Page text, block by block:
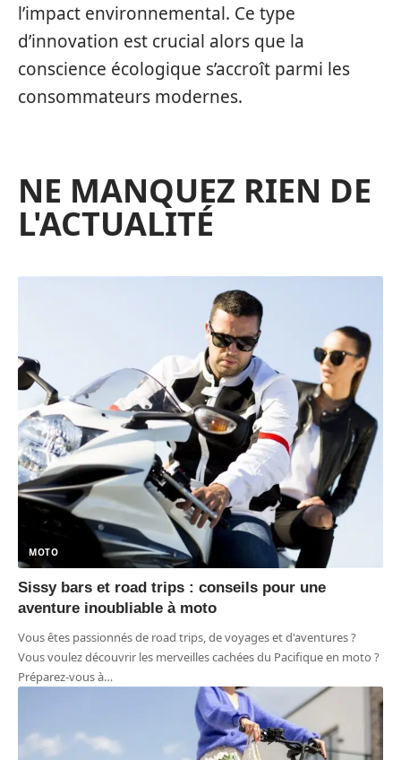
l’impact environnemental. Ce type
d’innovation est crucial alors que la
conscience écologique s’accroît parmi les
consommateurs modernes.
NE MANQUEZ RIEN DE
L'ACTUALITÉ
MOTO
Sissy bars et road trips : conseils pour une
aventure inoubliable à moto
Vous êtes passionnés de road trips, de voyages et d'aventures ?
Vous voulez découvrir les merveilles cachées du Pacifique en moto ?
Préparez-vous à…